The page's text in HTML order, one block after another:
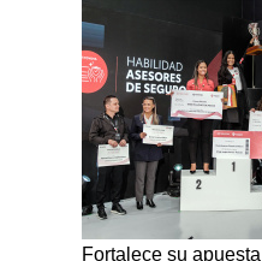
Fortalece su